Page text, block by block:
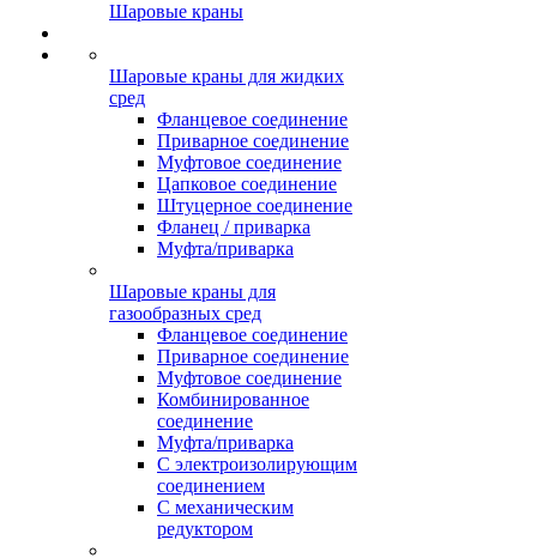
Шаровые краны
Шаровые краны для жидких
сред
Фланцевое соединение
Приварное соединение
Муфтовое соединение
Цапковое соединение
Штуцерное соединение
Фланец / приварка
Муфта/приварка
Шаровые краны для
газообразных сред
Фланцевое соединение
Приварное соединение
Муфтовое соединение
Комбинированное
соединение
Муфта/приварка
С электроизолирующим
соединением
С механическим
редуктором